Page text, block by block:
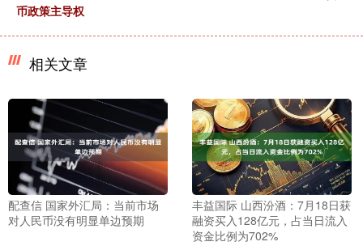
币政策主导权
相关文章
配查信 国家外汇局：当前市场
对人民币没有明显单边预期
丰益国际 山西汾酒：7月18日获
融资买入128亿元，占当日流入
资金比例为702%